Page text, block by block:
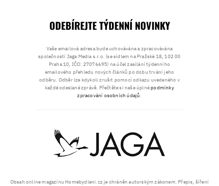
Obsah online magazínu Homebydleni.cz je chráněn autorským zákonem. Přepis, šíření
ODEBÍREJTE TÝDENNÍ NOVINKY
Vaše emailová adresa bude uchovávána a zpracovávána
společností Jaga Media s.r.o. (se sídlem na Pražské 18, 102 00
Praha 10, IČO: 27076695) na účel zasílání týdenního
emailového přehledu nových článků po dobu trvání jeho
odběru. Odběr lze kdykoli zrušit pomocí odkazu uvedeného v
každé odeslané zprávě. Přečtěte si naše úplnépodmínky
zpracování osobních údajů.